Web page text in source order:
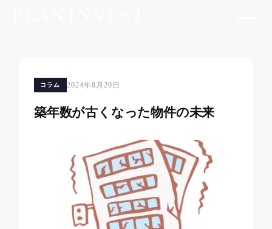
コラム 2024年8月20日
築年数が古くなった物件の未来